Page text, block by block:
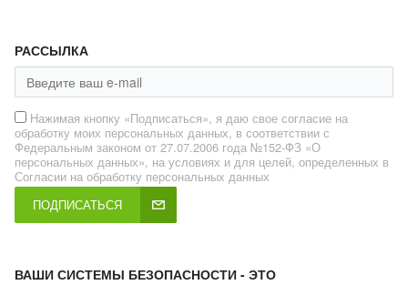
РАССЫЛКА
Нажимая кнопку «Подписаться», я даю свое согласие на
обработку моих персональных данных, в соответствии с
Федеральным законом от 27.07.2006 года №152-ФЗ «О
персональных данных», на условиях и для целей, определенных в
Согласии на обработку персональных данных
ПОДПИСАТЬСЯ
ВАШИ СИСТЕМЫ БЕЗОПАСНОСТИ - ЭТО